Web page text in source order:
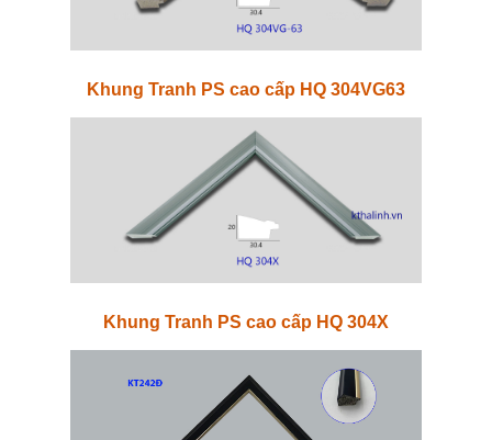
Khung Tranh PS cao cấp HQ 304VG63
Khung Tranh PS cao cấp HQ 304X